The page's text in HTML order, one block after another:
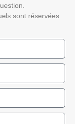
sont réservées